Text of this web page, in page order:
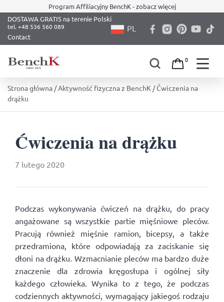
content
Program Affiliacyjny BenchK - zobacz więcej
DOSTAWA GRATIS na terenie Polski
Contact
PL
0
Strona główna /Aktywność fizyczna z BenchK / Ćwiczenia na
drążku
Ćwiczenia na drążku
7 lutego 2020
Podczas wykonywania ćwiczeń na drążku, do pracy
angażowane są wszystkie partie mięśniowe pleców.
Pracują również mięśnie ramion, bicepsy, a także
przedramiona, które odpowiadają za zaciskanie się
dłoni na drążku. Wzmacnianie pleców ma bardzo duże
znaczenie dla zdrowia kręgosłupa i ogólnej siły
każdego człowieka. Wynika to z tego, że podczas
codziennych aktywności, wymagający jakiegoś rodzaju